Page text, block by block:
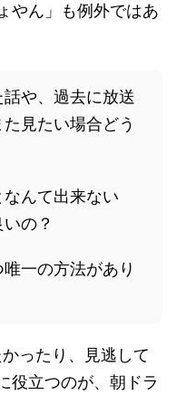
やん」も例外ではあ
や、過去に放送
見たい場合どう
んて出来ない
の？
一の方法があり
ったり、見逃して
役立つのが、朝ドラ